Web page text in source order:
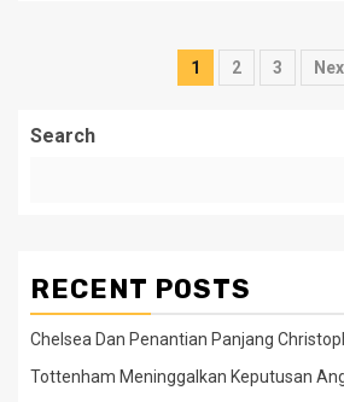
Posts
1 2 3
Search
RECENT POSTS
Chelsea Dan Penantian Panjang
Tottenham Meninggalkan Keputusan